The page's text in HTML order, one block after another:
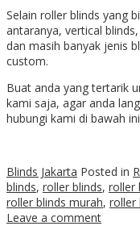
Selain roller blinds yang
antaranya, vertical
dan masih banyak jenis
custom.
Buat anda yang tertarik
kami saja, agar anda
hubungi kami di bawah
Blinds Jakarta Posted in
blinds, roller blinds, roller
roller blinds murah, roller
Leave a comment